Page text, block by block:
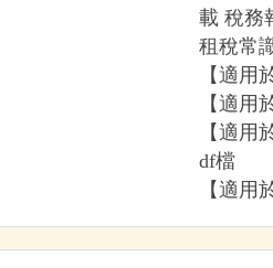
載 稅
租稅常
【適用
【適用
【適用
df檔
【適用